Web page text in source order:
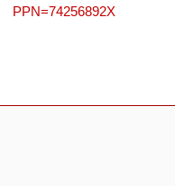
PPN=74256892X